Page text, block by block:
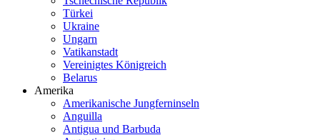
Türkei
Ukraine
Ungarn
Vatikanstadt
Vereinigtes Königreich
Belarus
Amerika
Amerikanische Jungferninseln
Anguilla
Antigua und Barbuda